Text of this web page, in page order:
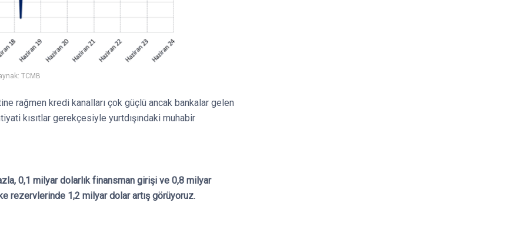
TCMB
rağmen kredi kanalları çok güçlü ancak bankalar gelen
kısıtlar gerekçesiyle yurtdışındaki muhabir
0,1 milyar dolarlık finansman girişi ve 0,8 milyar
rezervlerinde 1,2 milyar dolar artış görüyoruz.